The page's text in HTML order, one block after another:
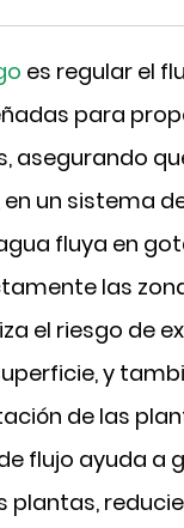
es regular el
para
asegurando
un sistema
fluya en
las
el riesgo de
y
de las
flujo ayuda a